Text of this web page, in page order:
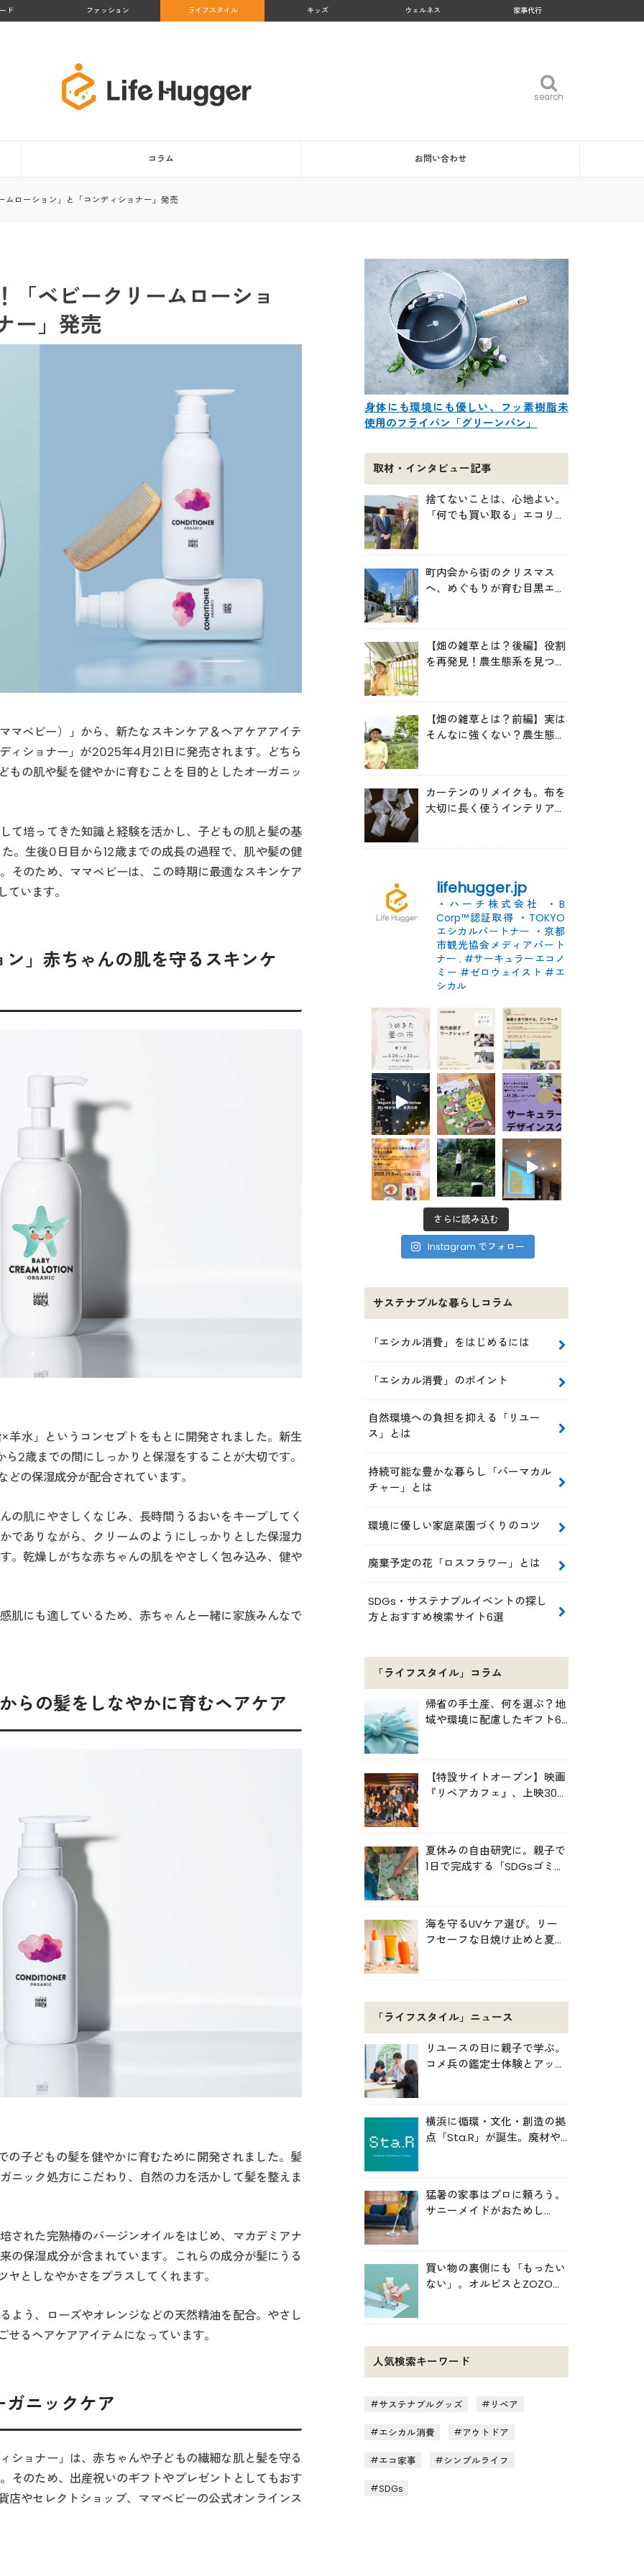
ド ファッション ライフスタイル キッズ ウェルネス 家事代行
search
search
コラム お問い合わせ
ムローション」と「コンディショナー」発売
「ベビークリームローショ
ー」発売
ベビー）」から、新たなスキンケア＆ヘアケアアイテ
ィショナー」が2025年4月21日に発売されます。どちら
の肌や髪を健やかに育むことを目的としたオーガニッ
て培ってきた知識と経験を活かし、子どもの肌と髪の基
。生後0日目から12歳までの成長の過程で、肌や髪の健
そのため、ママベビーは、この時期に最適なスキンケア
います。
」赤ちゃんの肌を守るスキンケ
羊水」というコンセプトをもとに開発されました。新生
2歳までの間にしっかりと保湿をすることが大切です。
の保湿成分が配合されています。
の肌にやさしくなじみ、長時間うるおいをキープしてく
でありながら、クリームのようにしっかりとした保湿力
。乾燥しがちな赤ちゃんの肌をやさしく包み込み、健や
肌にも適しているため、赤ちゃんと一緒に家族みんなで
らの髪をしなやかに育むヘアケア
の子どもの髪を健やかに育むために開発されました。髪
ニック処方にこだわり、自然の力を活かして髪を整えま
された完熟椿のバージンオイルをはじめ、マカデミアナ
の保湿成分が含まれています。これらの成分が髪にうる
としなやかさをプラスしてくれます。
よう、ローズやオレンジなどの天然精油を配合。やさし
るヘアケアアイテムになっています。
ニックケア
ショナー」は、赤ちゃんや子どもの繊細な肌と髪を守る
そのため、出産祝いのギフトやプレゼントとしてもおす
やセレクトショップ、ママベビーの公式オンラインス
身体にも環境にも優しい、フッ素樹脂未
使用のフライパン「グリーンパン」
取材・インタビュー記事
捨てないことは、心地よい。
「何でも買い取る」エコリン
町内会から街のクリスマス
へ、めぐもりが育む目黒エリ
【畑の雑草とは？後編】役割
を再発見！農生態系を見つめ
【畑の雑草とは？前編】実は
そんなに強くない？農生態系
カーテンのリメイクも。布を
大切に長く使うインテリアの
lifehugger.jp
・ハーチ株式会社
・B
Corp™認証取得 ・TOKYO
エシカルパートナー ・京都
市観光協会メディアパート
ナー . #サーキュラーエコノ
ミー #ゼロウェイスト #エ
シカル
さらに読み込む
Instagram でフォロー
サステナブルな暮らしコラム
「エシカル消費」をはじめるには
「エシカル消費」のポイント
自然環境への負担を抑える「リユー
ス」とは
持続可能な豊かな暮らし「パーマカル
チャー」とは
環境に優しい家庭菜園づくりのコツ
廃棄予定の花「ロスフラワー」とは
SDGs・サステナブルイベントの探し
方とおすすめ検索サイト6選
「ライフスタイル」コラム
帰省の手土産、何を選ぶ？地
域や環境に配慮したギフト6
【特設サイトオープン】映画
『リペアカフェ』、上映300
夏休みの自由研究に。親子で
1日で完成する「SDGsゴミ・
海を守るUVケア選び。リー
フセーフな日焼け止めと夏の
「ライフスタイル」ニュース
リユースの日に親子で学ぶ。
コメ兵の鑑定士体験とアップ
横浜に循環・文化・創造の拠
点「Sta.R」が誕生。廃材や
猛暑の家事はプロに頼ろう。
サニーメイドがおためし
買い物の裏側にも「もったい
ない」。オルビスとZOZOが
人気検索キーワード
サステナブルグッズ リペア
エシカル消費 アウトドア
エコ家事 シンプルライフ
SDGs